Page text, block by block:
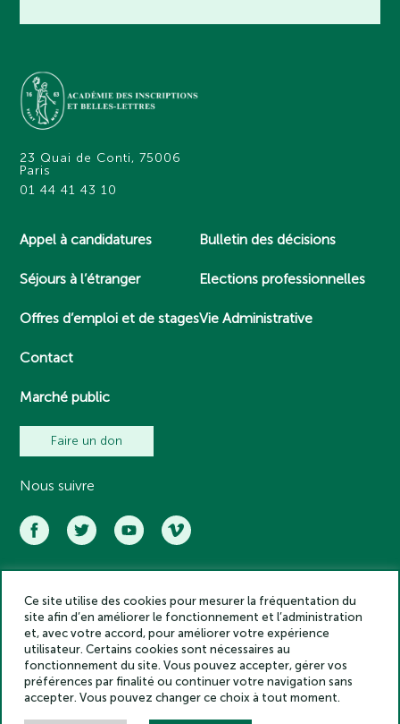
23 Quai de Conti, 75006
Paris
01 44 41 43 10
Appel à candidatures
Séjours à l’étranger
Offres d’emploi et de stages
Contact
Marché public
Bulletin des décisions
Elections professionnelles
Vie Administrative
Faire un don
Nous suivre
Académie des inscriptions et belles lettres – Tous droits réservés
2025
Politique de confidentialité
Mentions légales
Crédits
Gestion des cookies
Ce site utilise des cookies pour mesurer la fréquentation du
site afin d’en améliorer le fonctionnement et l’administration
et, avec votre accord, pour améliorer votre expérience
utilisateur. Certains cookies sont nécessaires au
fonctionnement du site. Vous pouvez accepter, gérer vos
préférences par finalité ou continuer votre navigation sans
accepter. Vous pouvez changer ce choix à tout moment.